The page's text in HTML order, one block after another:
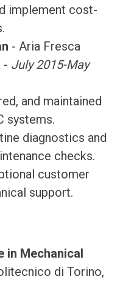
implement cost-
- Aria Fresca
- July 2015-May
and maintained
systems.
diagnostics and
checks.
customer
support.
in Mechanical
di Torino,